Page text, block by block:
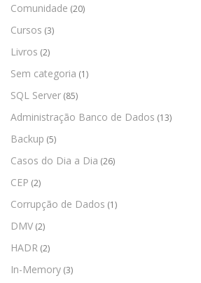
Comunidade (20)
Cursos (3)
Livros (2)
Sem categoria (1)
SQL Server (85)
Administração Banco de Dados (13)
Backup (5)
Casos do Dia a Dia (26)
CEP (2)
Corrupção de Dados (1)
DMV (2)
HADR (2)
In-Memory (3)